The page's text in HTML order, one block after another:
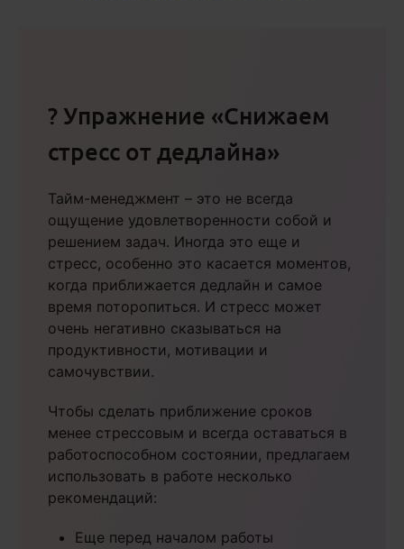
? Упражнение «Снижаем
стресс от дедлайна»
Тайм-менеджмент – это не всегда
ощущение удовлетворенности собой и
решением задач. Иногда это еще и
стресс, особенно это касается моментов,
когда приближается дедлайн и самое
время поторопиться. И стресс может
очень негативно сказываться на
продуктивности, мотивации и
самочувствии.
Чтобы сделать приближение сроков
менее стрессовым и всегда оставаться в
работоспособном состоянии, предлагаем
использовать в работе несколько
рекомендаций:
Еще перед началом работы